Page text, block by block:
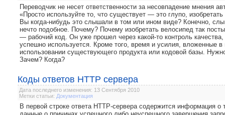
Переводчик не несет ответственности за несовпадение мнения
«Просто используйте то, что существует — это глупо,
Вы когда-нибудь это слышали в том или ином виде? Конечно,
нечто подобное. Почему? Почему изобретать велосипед так
— рабочий код. Он уже прошел через какой-то контроль
успешно используется. Кроме того, время и усилия, вложенные в
использовании существующего продукта или кодовой базы.
Зачем? Когда?
Коды ответов HTTP сервера
Дата последнего изменения: 13 Сентября 2010
Метки статьи: Документация
В первой строке ответа HTTP-сервера содержится информация